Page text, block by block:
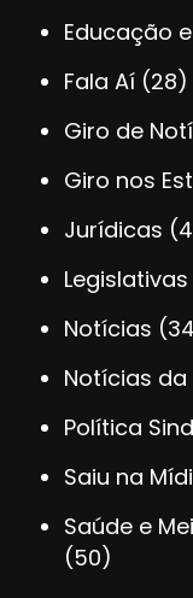
Educação
Fala Aí (28)
Giro de
Giro nos
Jurídicas
Legislativas
Notícias
Notícias
Política
Saiu na
Saúde e
(50)